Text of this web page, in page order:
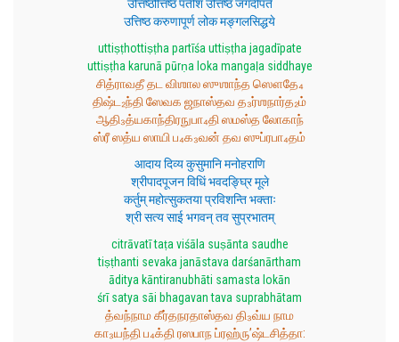
उत्तिष्ठोत्तिष्ठ पर्तीश उत्तिष्ठ जगदीपते
उत्तिष्ठ करुणापूर्ण लोक मङ्गलसिद्धये
uttiṣṭhottiṣṭha partīśa uttiṣṭha jagadīpate
uttiṣṭha karunā pūrṇa loka mangaḷa siddhaye
சித்ராவதீ தட விஶால ஸுஶாந்த ஸௌதே₄
திஷ்ட₂ந்தி ஸேவக ஜநாஸ்தவ த₃ர்ஶநார்த₂ம்
ஆதி₃த்யகாந்திரநுபா₄தி ஸமஸ்த லோகாந்
ஸ்ரீ ஸத்ய ஸாயி ப₄க₃வன் தவ ஸுப்ரபா₄தம்
आदाय दिव्य कुसुमानि मनोहराणि
श्रीपादपूजन विधिं भवदङ्घ्रि मूले
कर्तुम् महोत्सुकतया प्रविशन्ति भक्ताः
श्री सत्य साई भगवन् तव सुप्रभातम्
citrāvatī taṭa viśāla suṣānta saudhe
tiṣṭhanti sevaka janāstava darśanārtham
āditya kāntiranubhāti samasta lokān
śrī satya sāi bhagavan tava suprabhātam
த்வந்நாம கீர்தநரதாஸ்தவ தி₃வ்ய நாம
கா₃யந்தி ப₄க்தி ரஸபாந ப்ரஹ்ரு’ஷ்டசித்தா: